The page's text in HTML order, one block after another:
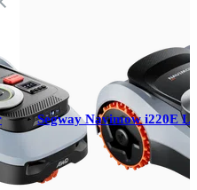
Segway Navimow i220E